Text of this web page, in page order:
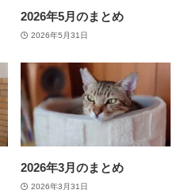
2026年5月のまとめ
2026年5月31日
2026年3月のまとめ
2026年3月31日